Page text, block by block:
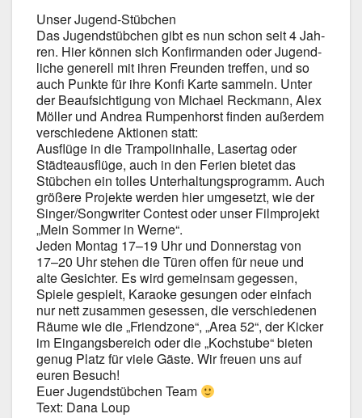
Unser Jugend-Stübchen
Das Jugend­stüb­chen gibt es nun schon seit 4 Jah­
ren. Hier kön­nen sich Kon­fir­man­den oder Jugend­
li­che gene­rell mit ihren Freun­den tref­fen, und so
auch Punk­te für ihre Kon­fi Kar­te sam­meln. Unter
der Beauf­sich­ti­gung von Micha­el Reck­mann, Alex
Möl­ler und Andrea Rum­pen­horst fin­den außer­dem
ver­schie­de­ne Aktio­nen statt:
Aus­flü­ge in die Tram­po­lin­hal­le, Laser­tag oder
Städ­te­aus­flü­ge, auch in den Feri­en bie­tet das
Stüb­chen ein tol­les Unter­hal­tungs­pro­gramm. Auch
grö­ße­re Pro­jek­te wer­den hier umge­setzt, wie der
Singer/Songwriter Con­test oder unser Film­pro­jekt
„Mein Som­mer in Wer­ne“.
Jeden Mon­tag 17–19 Uhr und Don­ners­tag von
17–20 Uhr ste­hen die Türen offen für neue und
alte Gesich­ter. Es wird gemein­sam geges­sen,
Spie­le gespielt, Karao­ke gesun­gen oder ein­fach
nur nett zusam­men geses­sen, die ver­schie­de­nen
Räu­me wie die „Fri­end­zo­ne“, „Area 52“, der Kicker
im Ein­gangs­be­reich oder die „Kochstu­be“ bie­ten
genug Platz für vie­le Gäs­te. Wir freu­en uns auf
euren Besuch!
Euer Jugend­stüb­chen Team
Text: Dana Loup